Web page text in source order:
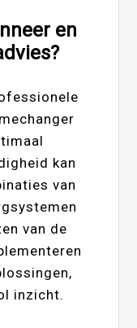
en
kan
van
van de
inzicht.